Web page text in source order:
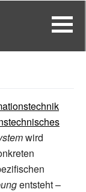
wird
entsteht –